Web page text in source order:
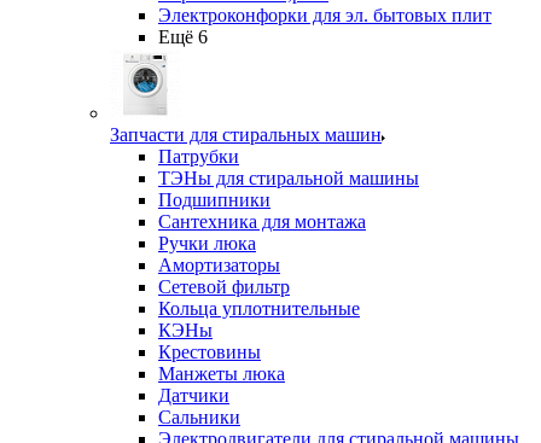
Электроконфорки для эл. бытовых плит
Ещё 6
Запчасти для стиральных машин
Патрубки
ТЭНы для стиральной машины
Подшипники
Сантехника для монтажа
Ручки люка
Амортизаторы
Сетевой фильтр
Кольца уплотнительные
КЭНы
Крестовины
Манжеты люка
Датчики
Сальники
Электродвигатели для стиральной машины